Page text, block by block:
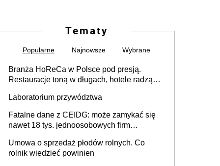
Tematy
Popularne Najnowsze Wybrane
Branża HoReCa w Polsce pod presją.
Restauracje toną w długach, hotele radzą
Laboratorium przywództwa
Fatalne dane z CEIDG: może zamykać się
nawet 18 tys. jednoosobowych firm
Umowa o sprzedaż płodów rolnych. Co
rolnik wiedzieć powinien